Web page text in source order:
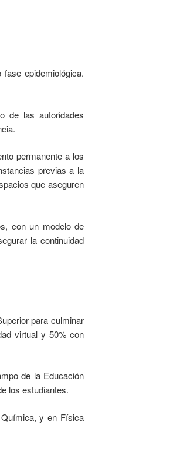
epidemiológica.
de las autoridades
permanente a los
previas a la
que aseguren
con un modelo de
la continuidad
para culminar
virtual y 50% con
de la Educación
los estudiantes.
y en Física